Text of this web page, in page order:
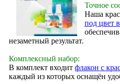
Точное
Наша
под цвет
незаметный результат.
Комплексный набор:
В комплект входит флакон с
каждый из которых оснащён